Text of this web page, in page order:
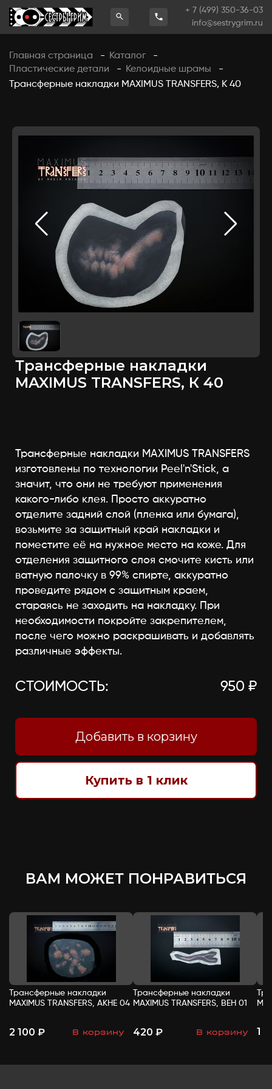
+ 7 (499) 350-36-03
info@sestrygrim.ru
Главная страница - Каталог
-
Пластические детали
- Келоидные шрамы
-
Трансферные накладки MAXIMUS TRANSFERS, К 40
Трансферные накладки
MAXIMUS TRANSFERS, К 40
Трансферные накладки MAXIMUS TRANSFERS
изготовлены по технологии Peel'n'Stick, а
значит, что они не требуют применения
какого-либо клея. Просто аккуратно
отделите задний слой (пленка или бумага),
возьмите за защитный край накладки и
поместите её на нужное место на коже. Для
отделения защитного слоя смочите кисть или
ватную палочку в 99% спирте, аккуратно
проведите рядом с защитным краем,
стараясь не заходить на накладку. При
необходимости покройте закрепителем,
после чего можно раскрашивать и добавлять
различные эффекты.
СТОИМОСТЬ: 950 ₽
Добавить в корзину
Купить в 1 клик
ВАМ МОЖЕТ ПОНРАВИТЬСЯ
Трансферные накладки
MAXIMUS TRANSFERS, АКНЕ 04
2 100 ₽ В корзину
- +
Трансферные накладки
MAXIMUS TRANSFERS, ВЕН 01
420 ₽ В корзину
- + 1